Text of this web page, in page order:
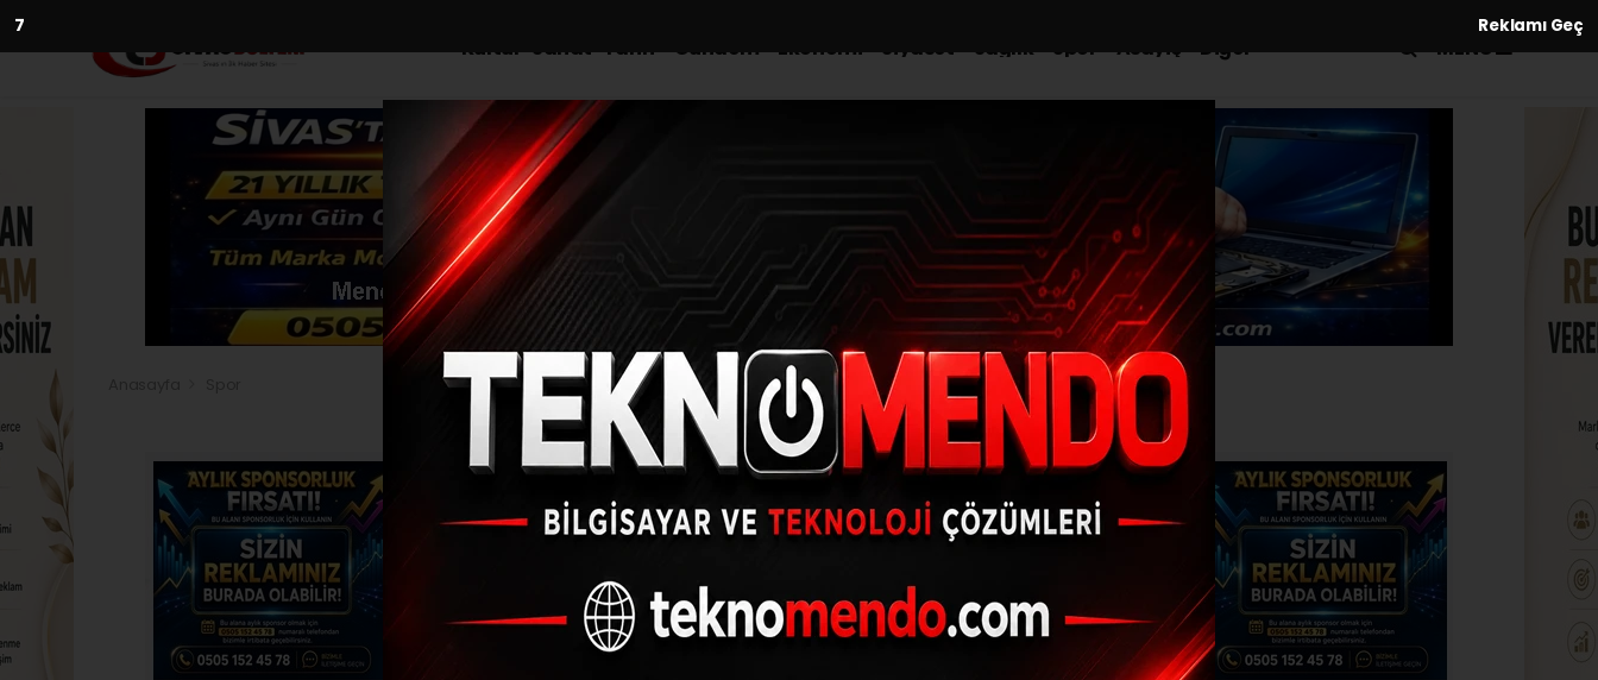
5 Reklamı Geç
Kültür-Sanat-Tarih Gündem Ekonomi Siyaset Sağlık Spor Asayiş Diğer MENÜ